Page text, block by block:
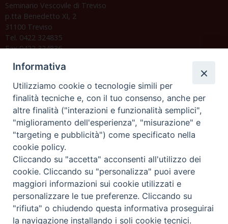
Seminario Vescovile di Treviso
p.tta Benedetto XI, 2
31100 Treviso
Tel. 0422 324835
Fax 0422 324836
C.F. 94004060268
Orario di segreteria
Lunedì 17.30-19.30
Martedì 17.30-19.30
Mercoledì 17.30-19.30
Giovedì 17.30-19.30
Venerdì chiuso
Sabato 9.30-11.30
Privacy e sicurezza
Informativa
Utilizziamo cookie o tecnologie simili per
finalità tecniche e, con il tuo consenso, anche per
altre finalità ("interazioni e funzionalità semplici",
"miglioramento dell'esperienza", "misurazione" e
"targeting e pubblicità") come specificato nella
cookie policy.
Cliccando su "accetta" acconsenti all'utilizzo dei
cookie. Cliccando su "personalizza" puoi avere
maggiori informazioni sui cookie utilizzati e
personalizzare le tue preferenze. Cliccando su
"rifiuta" o chiudendo questa informativa proseguirai
la navigazione installando i soli cookie tecnici.